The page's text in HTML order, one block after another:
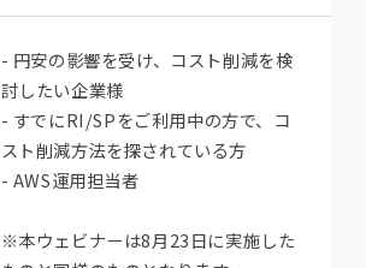
- 円安の影響を受け、コスト削減を検
討したい企業様
- すでにRI/SPをご利用中の方で、コ
スト削減方法を探されている方
- AWS運用担当者
※本ウェビナーは8月23日に実施した